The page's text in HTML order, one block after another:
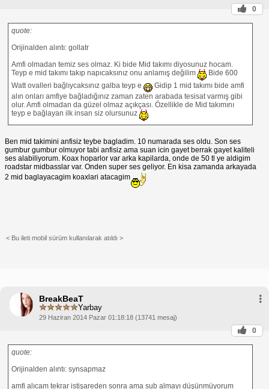
0
quote:
Orijinalden alıntı: gollatr
Amfi olmadan temiz ses olmaz. Ki bide Mid takımı diyosunuz hocam.
Teyp e mid takımı takıp napıcaksınız onu anlamış değilim
Bide 600
Watt ovalleri bağlıycaksınız galba teyp e
Gidip 1 mid takımı bide amfi
alın onları amfiye bağladığınız zaman zaten arabada tesisat varmış gibi
olur. Amfi olmadan da güzel olmaz açıkçası. Özellikle de Mid takımını
teyp e bağlayan ilk insan siz olursunuz
Ben mid takimini anfisiz teybe bagladim. 10 numarada ses oldu. Son ses
gumbur gumbur olmuyor tabi anfisiz ama suan icin gayet berrak gayet kaliteli
ses alabiliyorum. Koax hoparlor var arka kapilarda, onde de 50 tl ye aldigim
roadstar midbasslar var. Onden super ses geliyor. En kisa zamanda arkayada
2 mid baglayacagim koaxlari atacagim
< Bu ileti mobil sürüm kullanılarak atıldı >
BreakBeaT
Yarbay
29 Haziran 2014 Pazar 01:18:18 (13741 mesaj)
0
quote:
Orijinalden alıntı: synsapmaz
amfi alıcam tekrar istişareden sonra ama sub almayı düşünmüyorum